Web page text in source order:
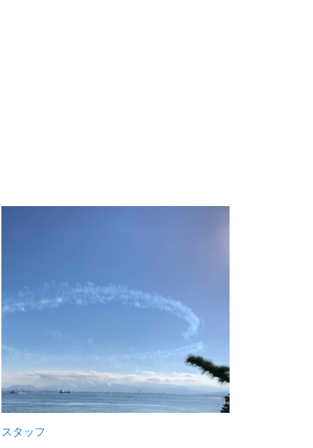
スタッフ